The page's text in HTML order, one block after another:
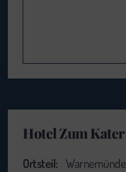
Hotel Zum Kater
Ortsteil: Warnemünde